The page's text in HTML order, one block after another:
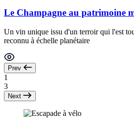
Le Champagne au patrimoine
Un vin unique issu d'un terroir qui l'est
reconnu à échelle planétaire
Prev
1
3
Next